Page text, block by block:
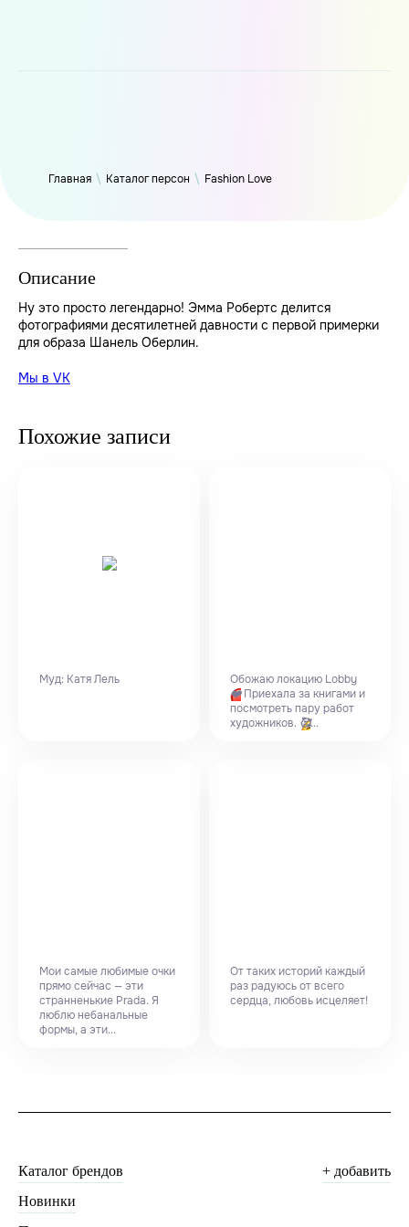
Главная \ Каталог персон \ Fashion Love
Описание
Ну это просто легендарно! Эмма Робертс делится
фотографиями десятилетней давности с первой примерки
для образа Шанель Оберлин.
Мы в VK
Похожие записи
Муд: Катя Лель
Обожаю локацию Lobby
❤️Приехала за книгами и
посмотреть пару работ
художников. 🥰...
Мои самые любимые очки
прямо сейчас — эти
странненькие Prada. Я
люблю небанальные
формы, а эти...
От таких историй каждый
раз радуюсь от всего
сердца, любовь исцеляет!
Каталог брендов
Новинки
+ добавить